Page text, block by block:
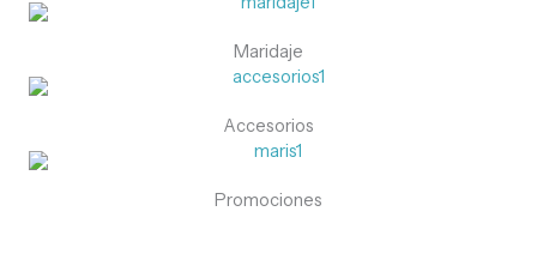
Maridaje
Accesorios
Promociones